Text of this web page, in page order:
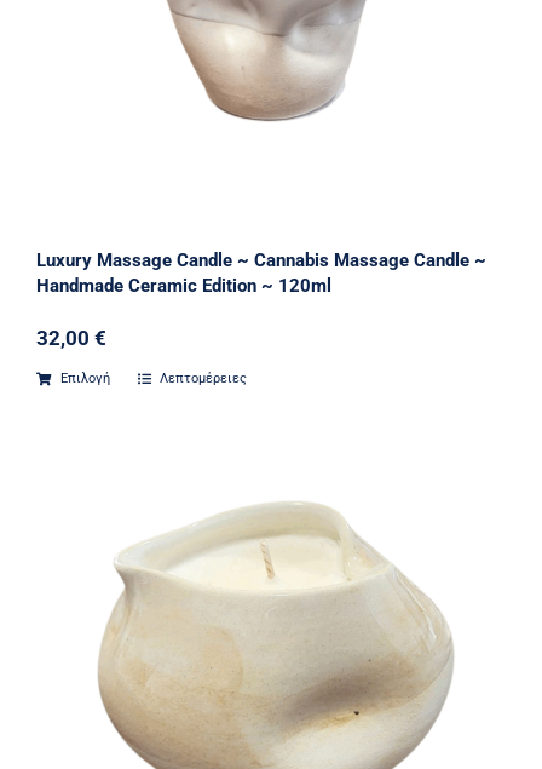
Luxury Massage Candle ~ Cannabis Massage Candle ~
Handmade Ceramic Edition ~ 120ml
32,00 €
Επιλογή Λεπτομέρειες